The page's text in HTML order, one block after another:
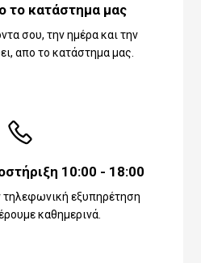
το κατάστημα μας
σου, την ημέρα και την
απο το κατάστημα μας.
10:00 - 18:00
τηλεφωνική εξυπηρέτηση
καθημερινά.